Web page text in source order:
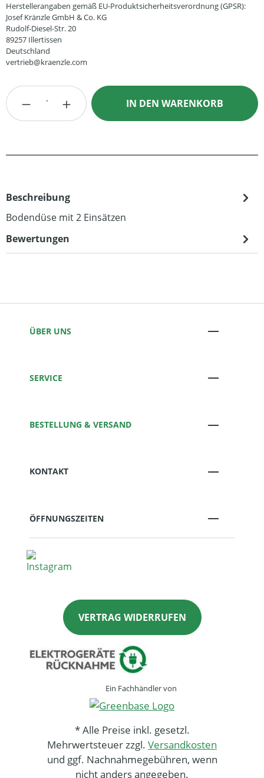
Herstellerangaben gemäß EU-Produktsicherheitsverordnung (GPSR):
Josef Kränzle GmbH & Co. KG
Rudolf-Diesel-Str. 20
89257 Illertissen
Deutschland
vertrieb@kraenzle.com
Produkt Anzahl: Gib den gewünschten
IN DEN WARENKORB
Beschreibung
Bodendüse mit 2 Einsätzen
Bewertungen
ÜBER UNS
SERVICE
BESTELLUNG & VERSAND
KONTAKT
ÖFFNUNGSZEITEN
VERTRAG WIDERRUFEN
Ein Fachhändler von
* Alle Preise inkl. gesetzl.
Mehrwertsteuer zzgl. Versandkosten
und ggf. Nachnahmegebühren, wenn
nicht anders angegeben.